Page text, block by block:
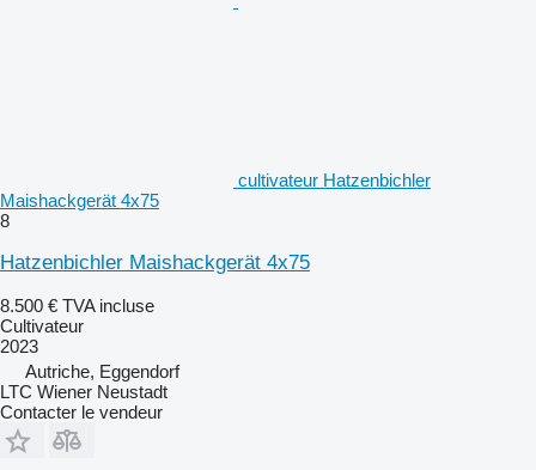
cultivateur Hatzenbichler
Maishackgerät 4x75
8
Hatzenbichler Maishackgerät 4x75
8.500 € TVA incluse
Cultivateur
2023
Autriche, Eggendorf
LTC Wiener Neustadt
Contacter le vendeur